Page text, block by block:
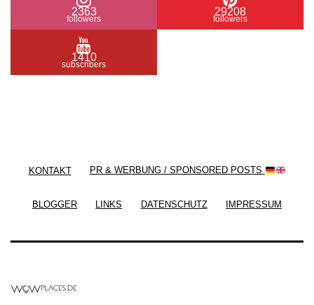
2363
followers
29208
followers
1410
subscribers
KONTAKT PR & WERBUNG / SPONSORED POSTS
BLOGGER LINKS DATENSCHUTZ IMPRESSUM